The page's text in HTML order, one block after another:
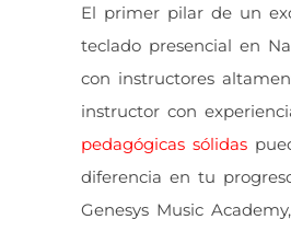
El primer pilar de un
teclado presencial en
con instructores
instructor con
pedagógicas sólidas
diferencia en tu
Genesys Music